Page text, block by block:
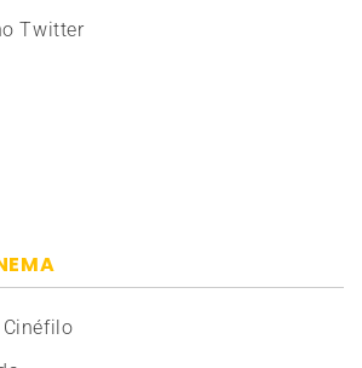
Twitter